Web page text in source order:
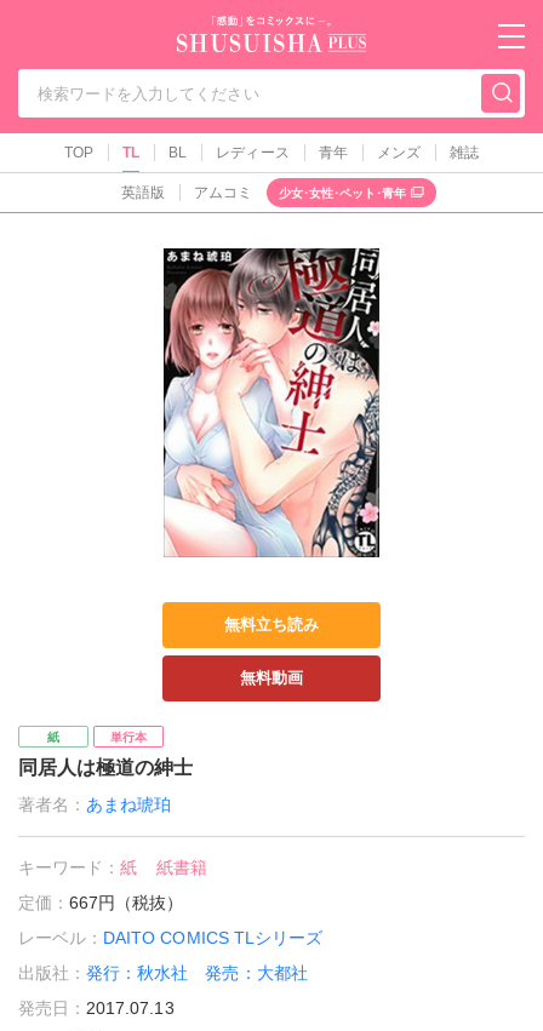
秋水社PLUS（テ
TOP TL BL レディース 青年 メンズ 雑誌
英語版 アムコミ 少女･女性･ペット･青年
無料立ち読み
無料動画
紙 単行本
同居人は極道の紳士
著者名： あまね琥珀
キーワード：紙
紙書籍
定価：667円（税抜）
レーベル： DAITO COMICS TLシリーズ
出版社：発行：秋水社 発売：大都社
発売日： 2017.07.13